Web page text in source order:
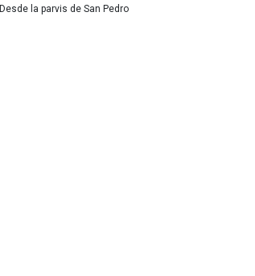
Desde la parvis de San Pedro